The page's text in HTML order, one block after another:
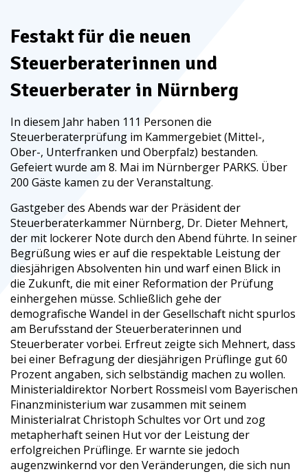
Festakt für die neuen
Steuerberaterinnen und
Steuerberater in Nürnberg
In diesem Jahr haben 111 Personen die
Steuerberaterprüfung im Kammergebiet (Mittel-,
Ober-, Unterfranken und Oberpfalz) bestanden.
Gefeiert wurde am 8. Mai im Nürnberger PARKS. Über
200 Gäste kamen zu der Veranstaltung.
Gastgeber des Abends war der Präsident der
Steuerberaterkammer Nürnberg, Dr. Dieter Mehnert,
der mit lockerer Note durch den Abend führte. In seiner
Begrüßung wies er auf die respektable Leistung der
diesjährigen Absolventen hin und warf einen Blick in
die Zukunft, die mit einer Reformation der Prüfung
einhergehen müsse. Schließlich gehe der
demografische Wandel in der Gesellschaft nicht spurlos
am Berufsstand der Steuerberaterinnen und
Steuerberater vorbei. Erfreut zeigte sich Mehnert, dass
bei einer Befragung der diesjährigen Prüflinge gut 60
Prozent angaben, sich selbständig machen zu wollen.
Ministerialdirektor Norbert Rossmeisl vom Bayerischen
Finanzministerium war zusammen mit seinem
Ministerialrat Christoph Schultes vor Ort und zog
metapherhaft seinen Hut vor der Leistung der
erfolgreichen Prüflinge. Er warnte sie jedoch
augenzwinkernd vor den Veränderungen, die sich nun